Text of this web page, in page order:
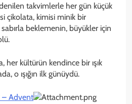
takvimlerle her gün küçük
çikolata, kimisi minik bir
beklemenin, büyükler için
her kültürün kendince bir ışık
o ışığın ilk günüydü.
– Advent